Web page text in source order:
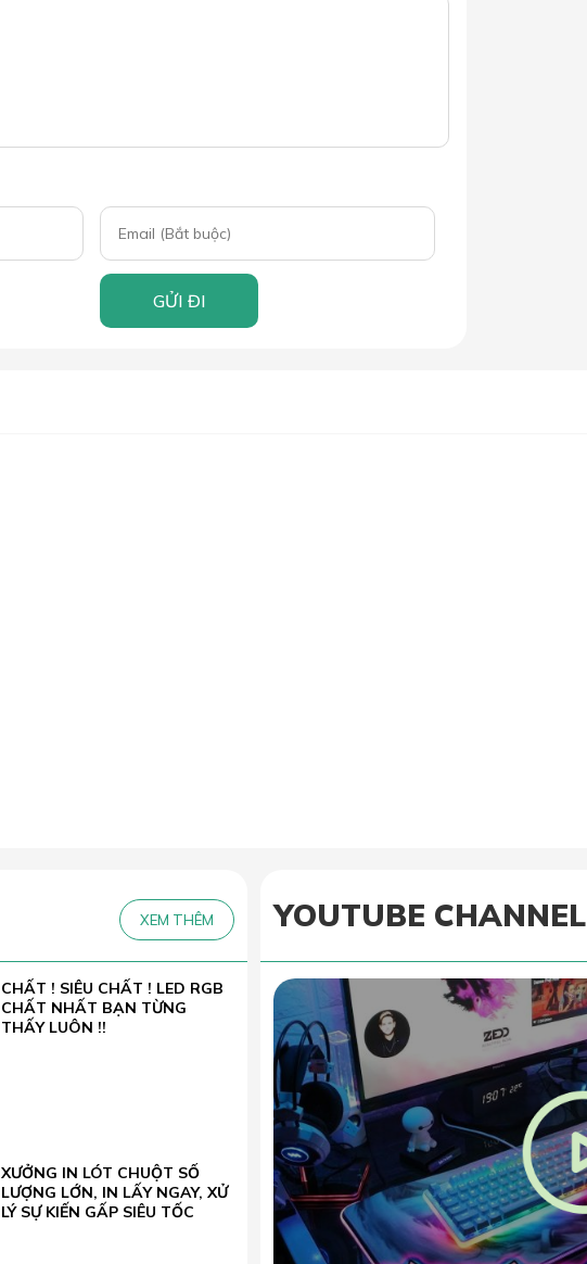
GỬI ĐI
XEM THÊM
CHẤT ! SIÊU CHẤT ! LED RGB
CHẤT NHẤT BẠN TỪNG
THẤY LUÔN !!
XƯỞNG IN LÓT CHUỘT SỐ
LƯỢNG LỚN, IN LẤY NGAY, XỬ
LÝ SỰ KIẾN GẤP SIÊU TỐC
YOUTUBE CHANNEL